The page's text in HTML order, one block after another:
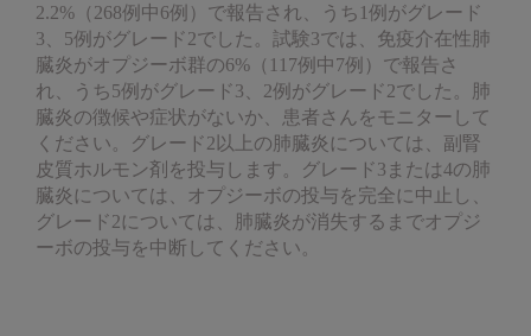
2.2%（268例中6例）で報告され、うち1例がグレード
3、5例がグレード2でした。試験3では、免疫介在性肺
臓炎がオプジーボ群の6%（117例中7例）で報告さ
れ、うち5例がグレード3、2例がグレード2でした。肺
臓炎の徴候や症状がないか、患者さんをモニターして
ください。グレード2以上の肺臓炎については、副腎
皮質ホルモン剤を投与します。グレード3または4の肺
臓炎については、オプジーボの投与を完全に中止し、
グレード2については、肺臓炎が消失するまでオプジ
ーボの投与を中断してください。